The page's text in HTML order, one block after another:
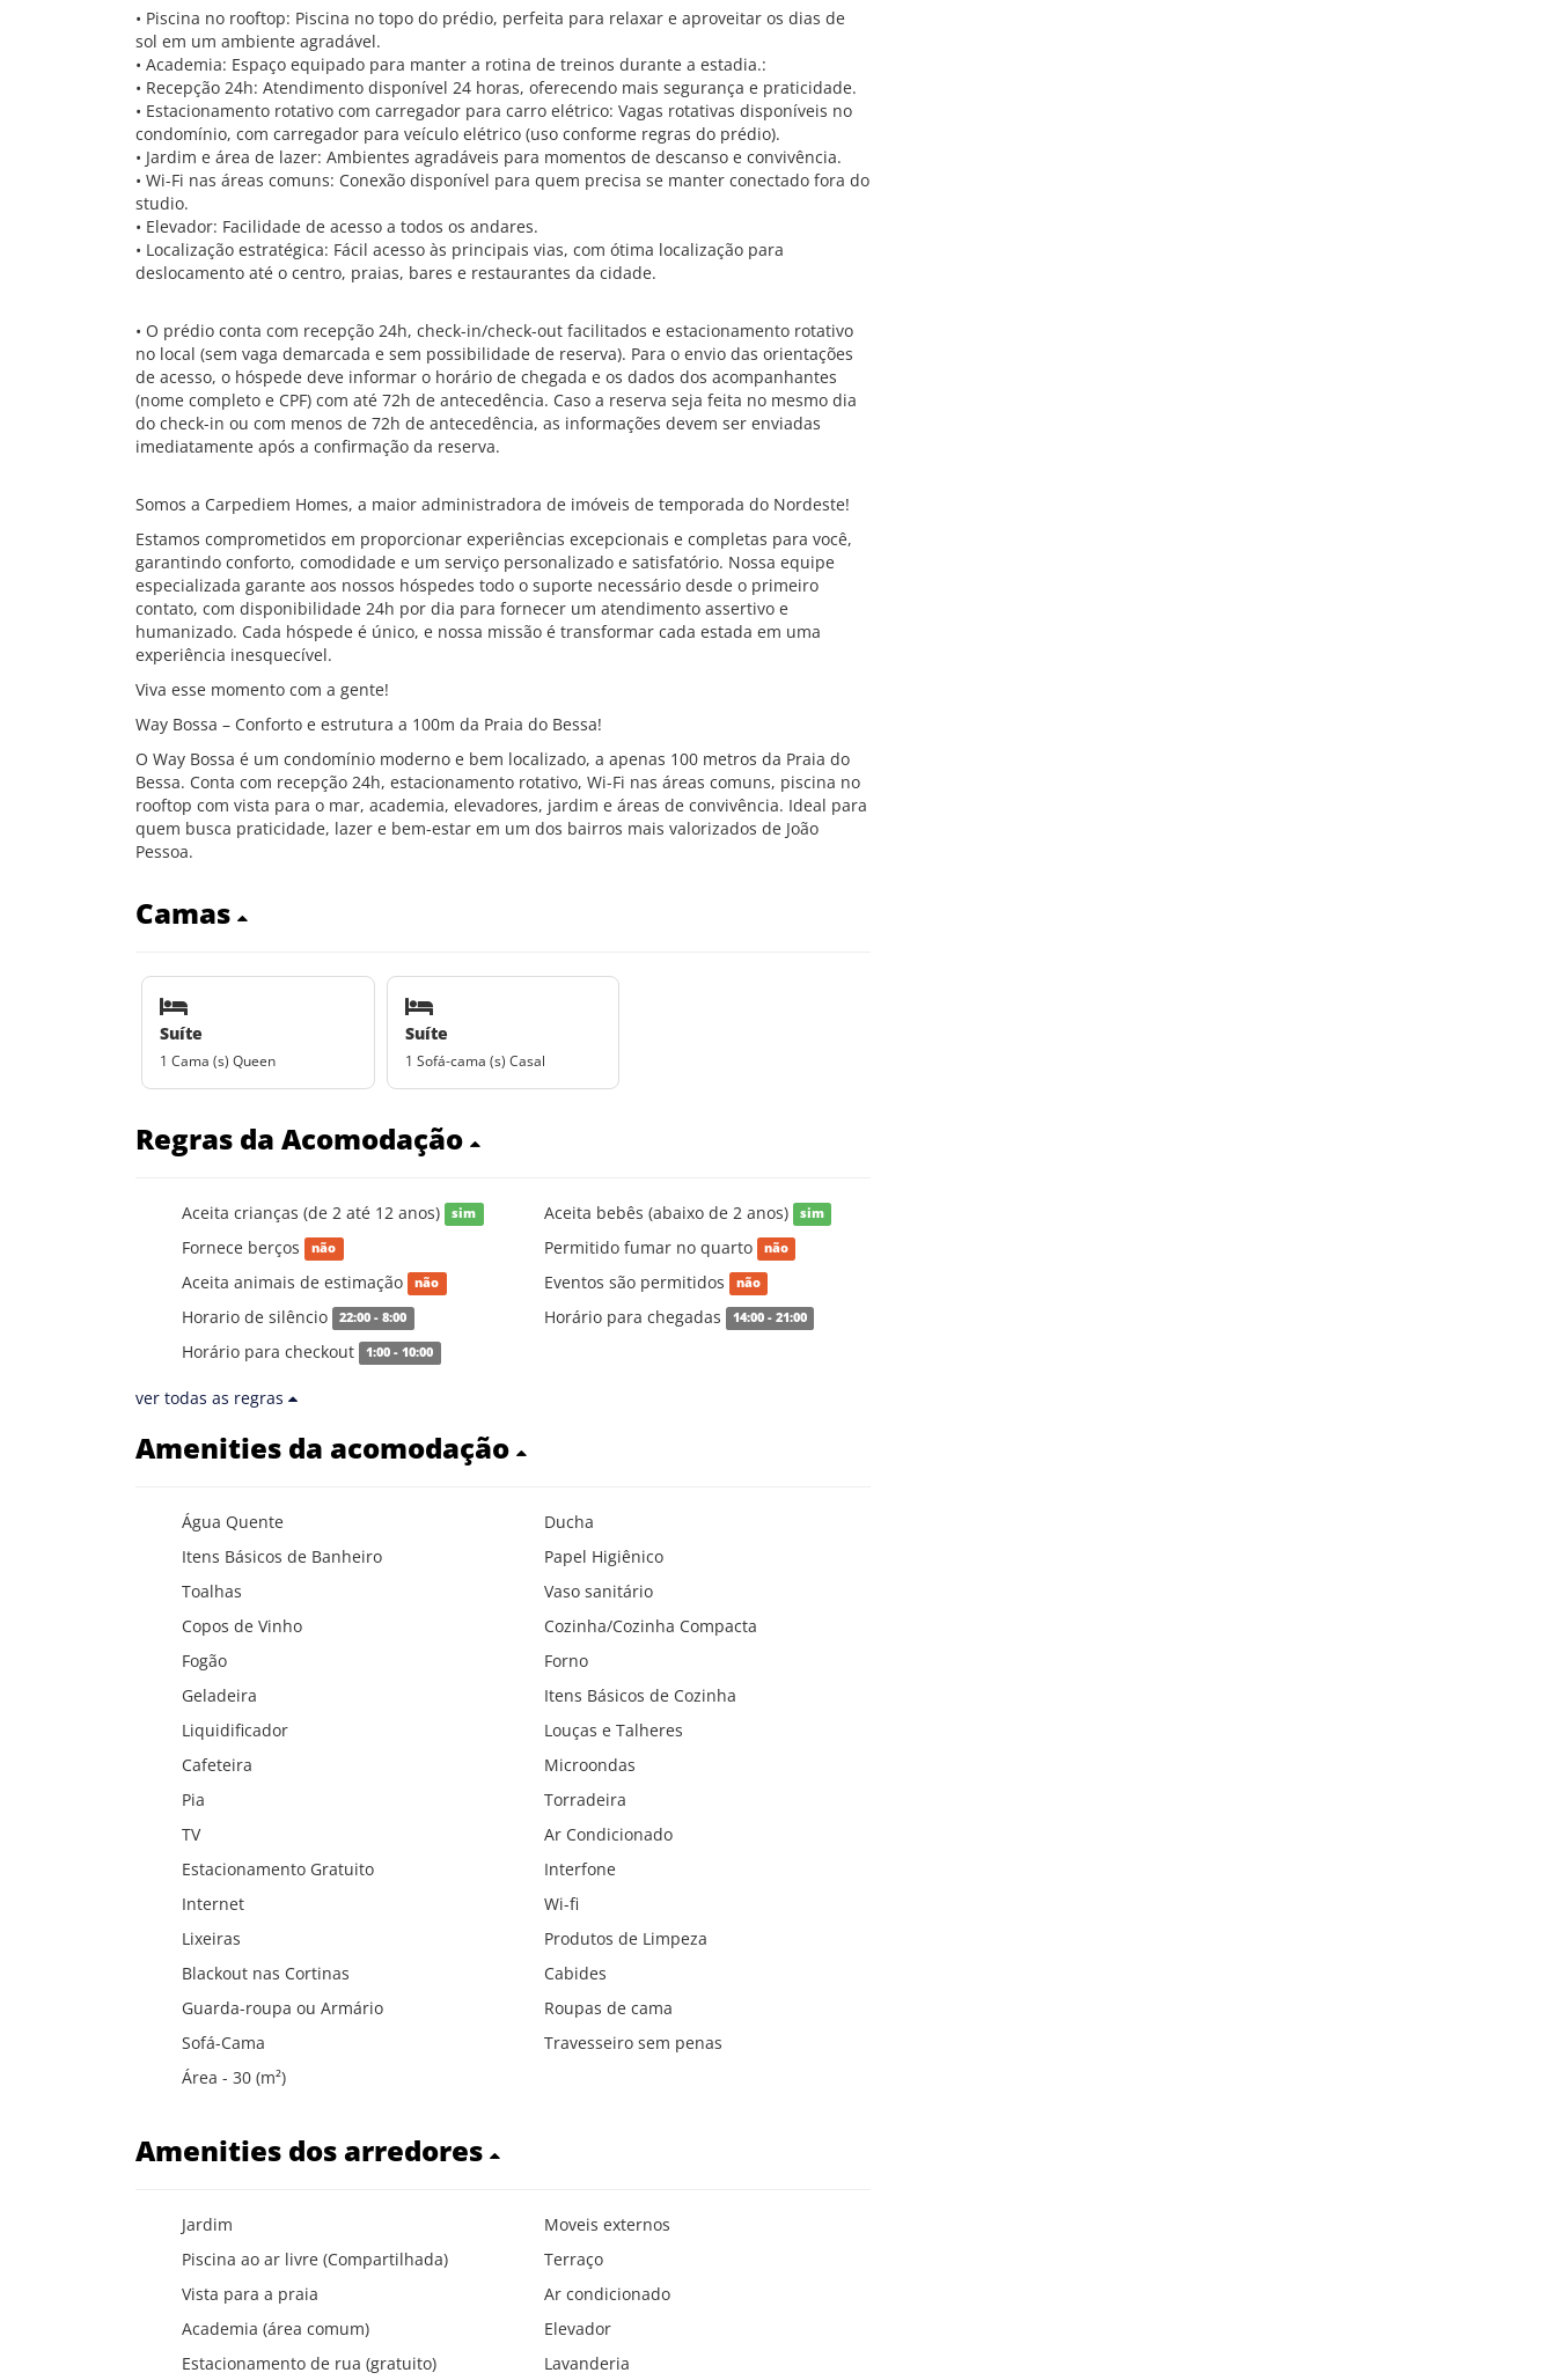
• Piscina no rooftop: Piscina no topo do prédio, perfeita para relaxar e aproveitar os dias de
sol em um ambiente agradável.
• Academia: Espaço equipado para manter a rotina de treinos durante a estadia.:
• Recepção 24h: Atendimento disponível 24 horas, oferecendo mais segurança e praticidade.
• Estacionamento rotativo com carregador para carro elétrico: Vagas rotativas disponíveis no
condomínio, com carregador para veículo elétrico (uso conforme regras do prédio).
• Jardim e área de lazer: Ambientes agradáveis para momentos de descanso e convivência.
• Wi-Fi nas áreas comuns: Conexão disponível para quem precisa se manter conectado fora do
studio.
• Elevador: Facilidade de acesso a todos os andares.
• Localização estratégica: Fácil acesso às principais vias, com ótima localização para
deslocamento até o centro, praias, bares e restaurantes da cidade.
• O prédio conta com recepção 24h, check-in/check-out facilitados e estacionamento rotativo
no local (sem vaga demarcada e sem possibilidade de reserva). Para o envio das orientações
de acesso, o hóspede deve informar o horário de chegada e os dados dos acompanhantes
(nome completo e CPF) com até 72h de antecedência. Caso a reserva seja feita no mesmo dia
do check-in ou com menos de 72h de antecedência, as informações devem ser enviadas
imediatamente após a confirmação da reserva.
Somos a Carpediem Homes, a maior administradora de imóveis de temporada do Nordeste!
Estamos comprometidos em proporcionar experiências excepcionais e completas para você,
garantindo conforto, comodidade e um serviço personalizado e satisfatório. Nossa equipe
especializada garante aos nossos hóspedes todo o suporte necessário desde o primeiro
contato, com disponibilidade 24h por dia para fornecer um atendimento assertivo e
humanizado. Cada hóspede é único, e nossa missão é transformar cada estada em uma
experiência inesquecível.
Viva esse momento com a gente!
Way Bossa – Conforto e estrutura a 100m da Praia do Bessa!
O Way Bossa é um condomínio moderno e bem localizado, a apenas 100 metros da Praia do
Bessa. Conta com recepção 24h, estacionamento rotativo, Wi-Fi nas áreas comuns, piscina no
rooftop com vista para o mar, academia, elevadores, jardim e áreas de convivência. Ideal para
quem busca praticidade, lazer e bem-estar em um dos bairros mais valorizados de João
Pessoa.
Camas
Suíte
1 Cama (s) Queen
Suíte
1 Sofá-cama (s) Casal
Regras da Acomodação
Aceita crianças (de 2 até 12 anos) sim Aceita bebês (abaixo de 2 anos) sim
Fornece berços não Permitido fumar no quarto não
Aceita animais de estimação não Eventos são permitidos não
Horario de silêncio 22:00 - 8:00 Horário para chegadas 14:00 - 21:00
Horário para checkout 1:00 - 10:00
ver todas as regras
Amenities da acomodação
Água Quente
Ducha
Itens Básicos de Banheiro
Papel Higiênico
Toalhas
Vaso sanitário
Copos de Vinho
Cozinha/Cozinha Compacta
Fogão
Forno
Geladeira
Itens Básicos de Cozinha
Liquidificador
Louças e Talheres
Cafeteira
Microondas
Pia
Torradeira
TV
Ar Condicionado
Estacionamento Gratuito
Interfone
Internet
Wi-fi
Lixeiras
Produtos de Limpeza
Blackout nas Cortinas
Cabides
Guarda-roupa ou Armário
Roupas de cama
Sofá-Cama
Travesseiro sem penas
Área - 30 (m²)
Amenities dos arredores
Jardim
Moveis externos
Piscina ao ar livre (Compartilhada)
Terraço
Vista para a praia
Ar condicionado
Academia (área comum)
Elevador
Estacionamento de rua (gratuito)
Lavanderia